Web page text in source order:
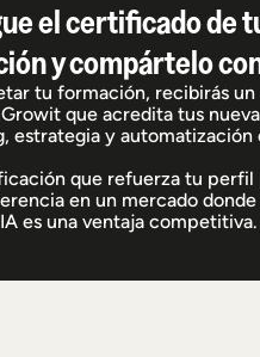
el certificado de
y compártelo
tu formación, recibirás
que acredita tus
estrategia y automatización
que refuerza tu perfil
en un mercado donde
es una ventaja competitiva.